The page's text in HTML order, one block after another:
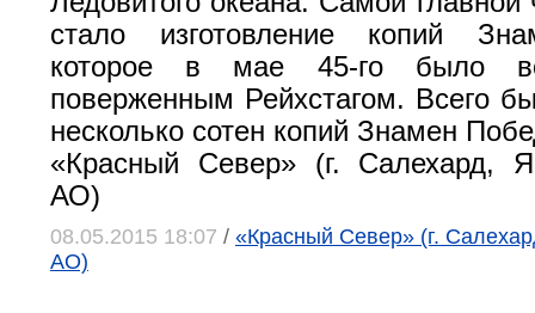
стало изготовление копий
которое в мае 45-го было
поверженным Рейхстагом. Всего
несколько сотен копий Знамен
«Красный Север» (г. Салехард,
АО)
08.05.2015 18:07 / «Красный Север» (г.
АО)